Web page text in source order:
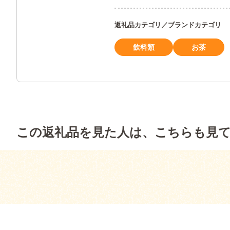
返礼品カテゴリ／ブランドカテゴリ
飲料類 お茶
この返礼品を見た人は、こちらも見